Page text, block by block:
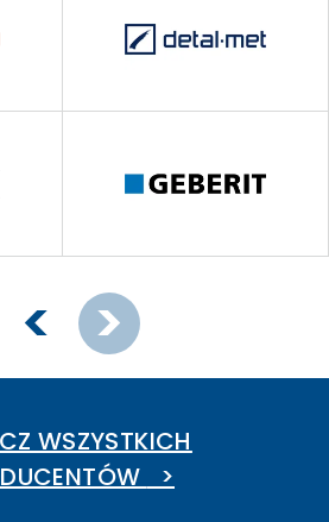
WSZYSTKICH
>